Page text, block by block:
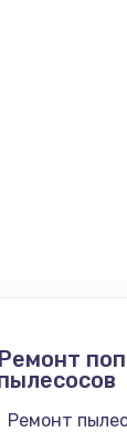
Ремонт
Ремонт